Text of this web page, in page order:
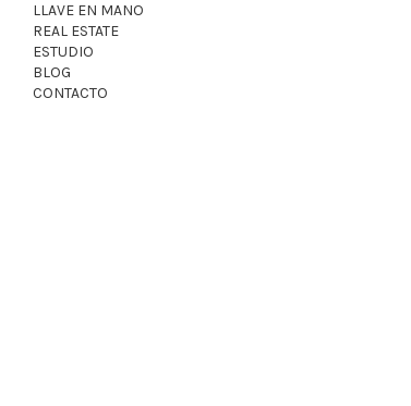
LLAVE EN MANO
REAL ESTATE
ESTUDIO
BLOG
CONTACTO